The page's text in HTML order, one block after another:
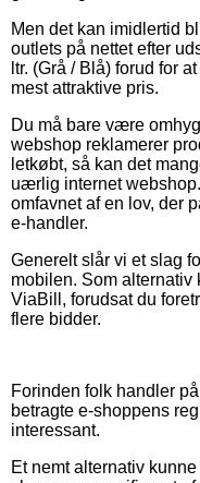
Men det kan imidlertid
outlets på nettet efter
ltr. (Grå / Blå) forud for
mest attraktive pris.
Du må bare være
webshop reklamerer
letkøbt, så kan det
uærlig internet
omfavnet af en lov, der
e-handler.
Generelt slår vi et slag
mobilen. Som
ViaBill, forudsat du
flere bidder.
Forinden folk handler
betragte e-shoppens
interessant.
Et nemt alternativ